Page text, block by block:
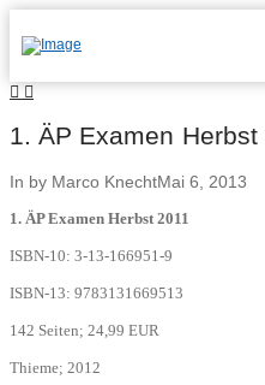
1. ÄP Examen Herbst
In by Marco KnechtMai 6, 2013
1. ÄP Examen Herbst 2011
ISBN-10: 3-13-166951-9
ISBN-13: 9783131669513
142 Seiten; 24,99 EUR
Thieme; 2012